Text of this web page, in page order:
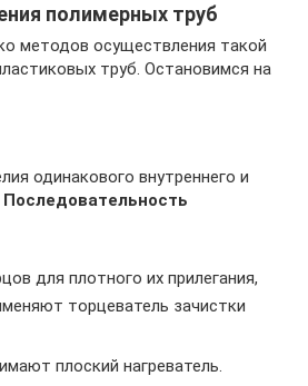
полимерных труб
методов осуществления такой
труб. Остановимся на
одинакового внутреннего и
Последовательность
для плотного их прилегания,
торцеватель зачистки
плоский нагреватель.